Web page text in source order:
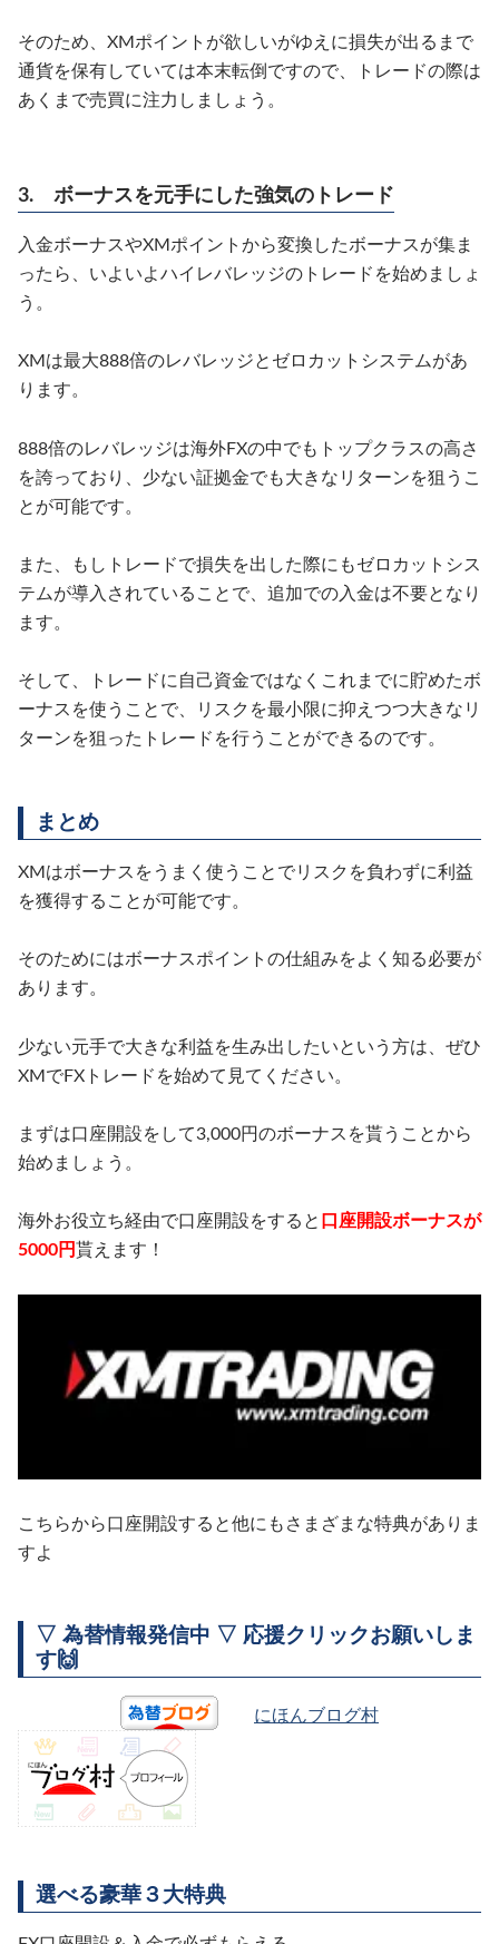
そのため、XMポイントが欲しいがゆえに損失が出るまで
通貨を保有していては本末転倒ですので、トレードの際は
あくまで売買に注力しましょう。
3. ボーナスを元手にした強気のトレード
入金ボーナスやXMポイントから変換したボーナスが集ま
ったら、いよいよハイレバレッジのトレードを始めましょ
う。
XMは最大888倍のレバレッジとゼロカットシステムがあ
ります。
888倍のレバレッジは海外FXの中でもトップクラスの高さ
を誇っており、少ない証拠金でも大きなリターンを狙うこ
とが可能です。
また、もしトレードで損失を出した際にもゼロカットシス
テムが導入されていることで、追加での入金は不要となり
ます。
そして、トレードに自己資金ではなくこれまでに貯めたボ
ーナスを使うことで、リスクを最小限に抑えつつ大きなリ
ターンを狙ったトレードを行うことができるのです。
まとめ
XMはボーナスをうまく使うことでリスクを負わずに利益
を獲得することが可能です。
そのためにはボーナスポイントの仕組みをよく知る必要が
あります。
少ない元手で大きな利益を生み出したいという方は、ぜひ
XMでFXトレードを始めて見てください。
まずは口座開設をして3,000円のボーナスを貰うことから
始めましょう。
海外お役立ち経由で口座開設をすると 口座開設ボーナスが
5000円貰えます！
こちらから口座開設すると他にもさまざまな特典がありま
すよ
▽ 為替情報発信中 ▽ 応援クリックお願いしま
す🙌
にほんブログ村
選べる豪華３大特典